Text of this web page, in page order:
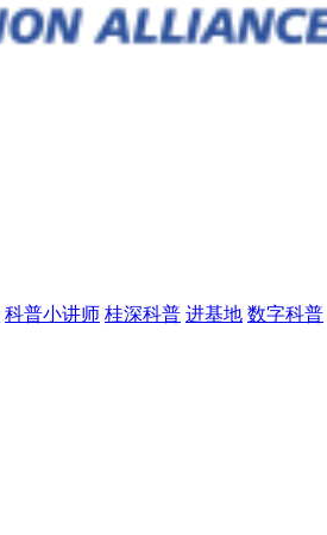
科普小讲师 桂深科普 进基地 数字科普